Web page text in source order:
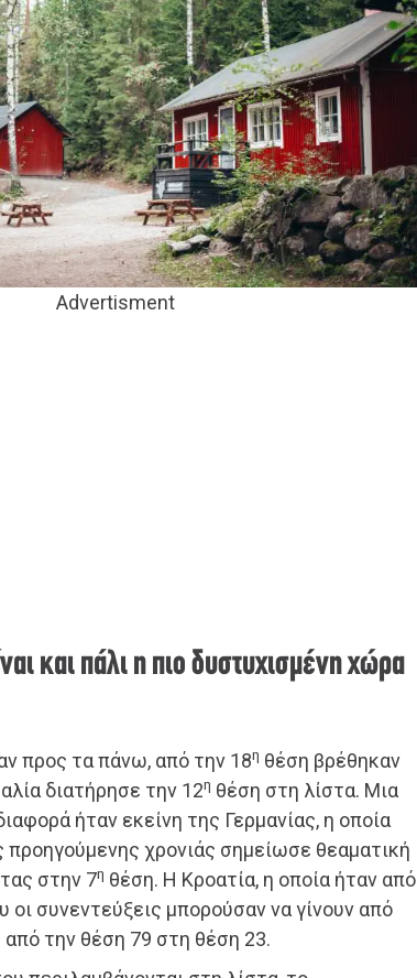
Advertisment
και πάλι η πιο δυστυχισμένη χώρα
προς τα πάνω, από την 18η θέση βρέθηκαν
διατήρησε την 12η θέση στη λίστα. Μια
ήταν εκείνη της Γερμανίας, η οποία
προηγούμενης χρονιάς σημείωσε θεαματική
στην 7η θέση. Η Κροατία, η οποία ήταν από
οι συνεντεύξεις μπορούσαν να γίνουν από
από την θέση 79 στη θέση 23.